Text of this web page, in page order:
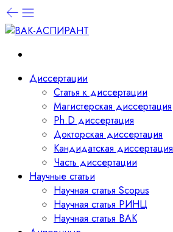
Диссертации
Статья к диссертации
Магистерская диссертация
Ph.D диссертация
Докторская диссертация
Кандидатская диссертация
Часть диссертации
Научные статьи
Научная статья Scopus
Научная статья РИНЦ
Научная статья ВАК